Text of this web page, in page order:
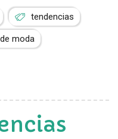
tendencias
moda